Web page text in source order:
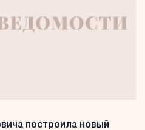
построила новый